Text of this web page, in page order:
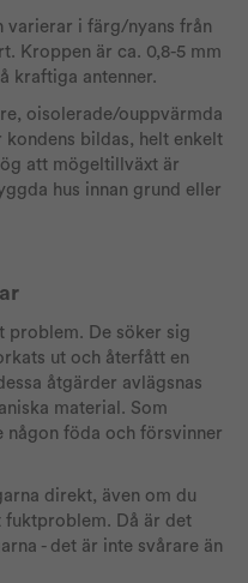
varierar i färg/nyans från
Kroppen är ca. 0,8-5 mm
kraftiga antenner.
oisolerade/ouppvärmda
kondens bildas, helt enkelt
att mögeltillväxt är
hus innan grund eller
problem. De söker sig
ut och återfått en
åtgärder avlägsnas
material. Som
någon föda och försvinner
direkt, även om du
fuktproblem. Då är det
- det är inte svårare än